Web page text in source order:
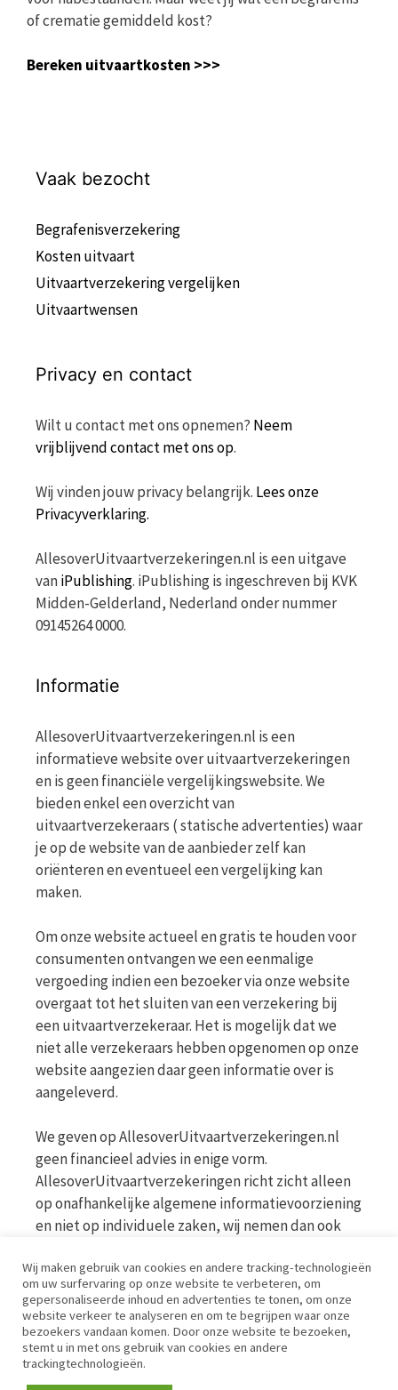
of crematie gemiddeld kost?
Bereken uitvaartkosten >>>
Vaak bezocht
Begrafenisverzekering
Kosten uitvaart
Uitvaartverzekering vergelijken
Uitvaartwensen
Privacy en contact
Wilt u contact met ons opnemen? Neem
vrijblijvend contact met ons op.
Wij vinden jouw privacy belangrijk. Lees onze
Privacyverklaring.
AllesoverUitvaartverzekeringen.nl is een uitgave
vaniPublishing. iPublishing is ingeschreven bij KVK
Midden-Gelderland, Nederland onder nummer
09145264 0000.
Informatie
AllesoverUitvaartverzekeringen.nl is een
informatieve website over uitvaartverzekeringen
en is geen financiële vergelijkingswebsite. We
bieden enkel een overzicht van
uitvaartverzekeraars ( statische advertenties) waar
je op de website van de aanbieder zelf kan
oriënteren en eventueel een vergelijking kan
maken.
Om onze website actueel en gratis te houden voor
consumenten ontvangen we een eenmalige
vergoeding indien een bezoeker via onze website
overgaat tot het sluiten van een verzekering bij
een uitvaartverzekeraar. Het is mogelijk dat we
niet alle verzekeraars hebben opgenomen op onze
website aangezien daar geen informatie over is
aangeleverd.
We geven op AllesoverUitvaartverzekeringen.nl
geen financieel advies in enige vorm.
AllesoverUitvaartverzekeringen richt zicht alleen
op onafhankelijke algemene informatievoorziening
en niet op individuele zaken, wij nemen dan ook
voor meer informatie op de website van de AFM
www.afm.nl
Disclaimer | Privacy | Cookies | Werkwijze
Wij maken gebruik van cookies en andere tracking-technologieën
om uw surfervaring op onze website te verbeteren, om
gepersonaliseerde inhoud en advertenties te tonen, om onze
website verkeer te analyseren en om te begrijpen waar onze
bezoekers vandaan komen. Door onze website te bezoeken,
stemt u in met ons gebruik van cookies en andere
trackingtechnologieën.